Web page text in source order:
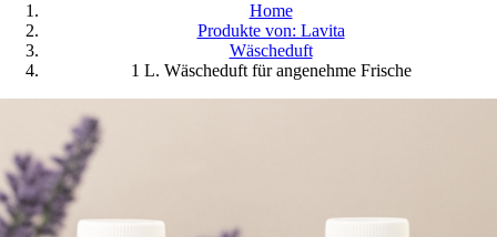
Home
Produkte von: Lavita
Wäscheduft
1 L. Wäscheduft für angenehme Frische